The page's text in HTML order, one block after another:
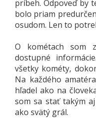
príbeh. Odpoveď by
bolo priam
osudom. Len to
O kométach som
dostupné
všetky kométy,
Na každého
hľadel ako na
som sa stať takým
ako svätý grál.